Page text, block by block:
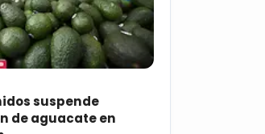
suspende
de aguacate en